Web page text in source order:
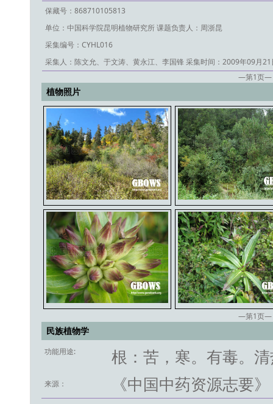
保藏号：868710105813
单位：中国科学院昆明植物研究所 课题负责人：周浙昆
采集编号：CYHL016
采集人：陈文允、于文涛、黄永江、李国锋 采集时间：2009年09月21
—第1页—
植物照片
—第1页—
民族植物学
功能用途: 根：苦，寒。有毒。
来源： 《中国中药资源志要